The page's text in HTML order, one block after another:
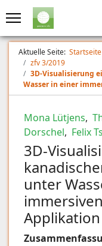
Aktuelle Seite: Startseite
zfv 3/2019
3D-Visualisierung
Wasser in einer
Mona Lütjens,
Dorschel, Felix
3D-
unter
Applikation